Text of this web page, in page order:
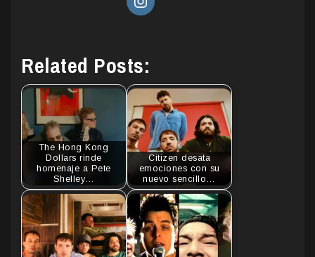
Related Posts:
The Hong Kong
Dollars rinde
homenaje a Pete
Shelley…
Citizen desata
emociones con su
nuevo sencillo…